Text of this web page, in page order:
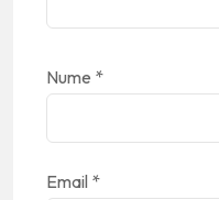
Nume *
Email *